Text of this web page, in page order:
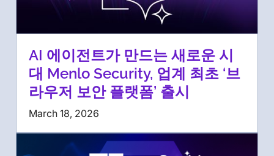
AI 에이전트가 만드는 새로운 시
대 Menlo Security, 업계 최초 ‘브
라우저 보안 플랫폼’ 출시
March 18, 2026